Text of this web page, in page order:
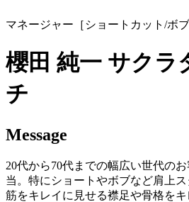
マネージャー［ショートカット/ボブ
櫻田 純一 サクラ
チ
Message
20代から70代までの幅広い世代の
当。特にショートやボブなど肩上
筋をキレイに見せる襟足や骨格を